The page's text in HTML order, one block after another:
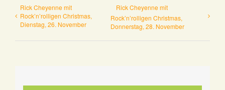
Rick Cheyenne mit
Rock’n’rolligen Christmas,
Dienstag, 26. November
Rick Cheyenne mit
Rock’n’rolligen Christmas,
Donnerstag, 28. November